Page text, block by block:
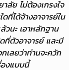
ลัย ไม่ต้องเกรงใจ
ที่ได้จ้างอาจารย์ใน
วนะ เอาหลักฐาน
ที่ตัวอาจารย์ และมี
เลยว่าท่านจะควัก
องแบบนี้